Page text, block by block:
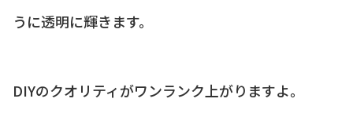
うに透明に輝きます。
DIYのクオリティがワンランク上がりますよ。